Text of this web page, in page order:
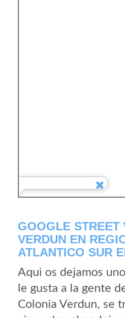
GOOGLE STREET
VERDUN EN
ATLANTICO SUR
Aqui os dejamos
le gusta a la gente
Colonia Verdun, se